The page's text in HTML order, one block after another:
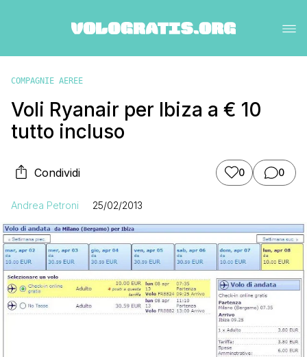
COMPAGNIE AEREE
Voli Ryanair per Ibiza a € 10
tutto incluso
Condividi 0 0
Andrea Petroni 25/02/2013